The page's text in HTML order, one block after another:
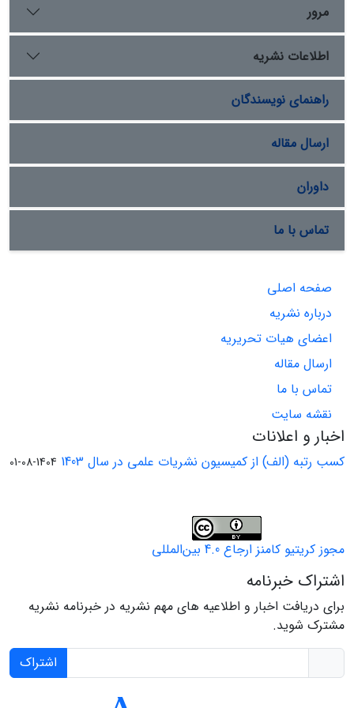
مرور
اطلاعات نشریه
راهنمای نویسندگان
ارسال مقاله
داوران
تماس با ما
صفحه اصلی
درباره نشریه
اعضای هیات تحریریه
ارسال مقاله
تماس با ما
نقشه سایت
اخبار و اعلانات
کسب رتبه (الف) از کمیسیون نشریات علمی در سال 1403 1404-08-01
مجوز کریتیو کامنز ارجاع 4.0 بین‌المللی
اشتراک خبرنامه
برای دریافت اخبار و اطلاعیه های مهم نشریه در خبرنامه نشریه
مشترک شوید.
اشتراک